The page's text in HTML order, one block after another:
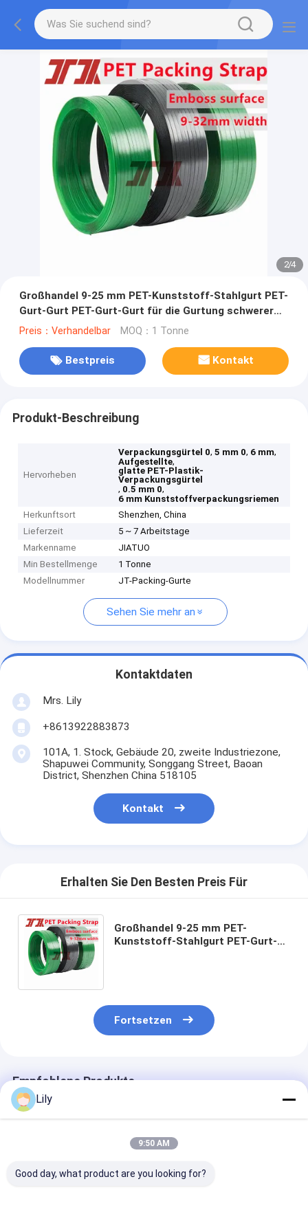
2/4
Großhandel 9-25 mm PET-Kunststoff-Stahlgurt PET-
Gurt-Gurt PET-Gurt-Gurt für die Gurtung schwerer
Produkte
Preis：Verhandelbar MOQ：1 Tonne
Bestpreis Kontakt
Produkt-Beschreibung
Hervorheben
Verpackungsgürtel 0,5 mm 0, 6 mm,
Aufgestellte,
glatte PET-Plastik-
Verpackungsgürtel
, 0.5 mm 0,
6 mm Kunststoffverpackungsriemen
Herkunftsort
Shenzhen, China
Lieferzeit
5 ~ 7 Arbeitstage
Markenname
JIATUO
Min Bestellmenge
1 Tonne
Modellnummer
JT-Packing-Gurte
Sehen Sie mehr an
Kontaktdaten
Mrs. Lily
+8613922883873
101A, 1. Stock, Gebäude 20, zweite Industriezone,
Shapuwei Community, Songgang Street, Baoan
District, Shenzhen China 518105
Kontakt
Erhalten Sie Den Besten Preis Für
Großhandel 9-25 mm PET-
Kunststoff-Stahlgurt PET-Gurt-
Fortsetzen
Empfohlene Produkte
Lily
9:50 AM
Good day, what product are you looking for?